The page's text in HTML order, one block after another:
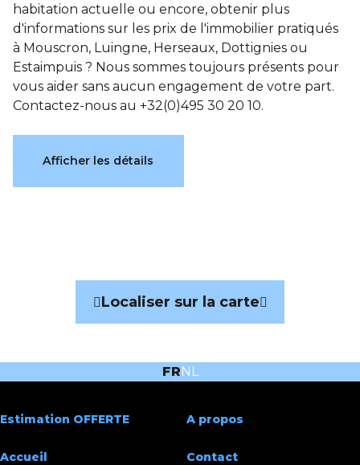
habitation actuelle ou encore, obtenir plus
d'informations sur les prix de l'immobilier pratiqués
à Mouscron, Luingne, Herseaux, Dottignies ou
Estaimpuis ? Nous sommes toujours présents pour
vous aider sans aucun engagement de votre part.
Contactez-nous au +32(0)495 30 20 10.
Caractéristiques
Surface habitable 560 m²
Surface du terrain
Disponibilité
Afficher les détails
Localiser sur la carte
FRNL
Estimation OFFERTE
Accueil
A propos
Contact